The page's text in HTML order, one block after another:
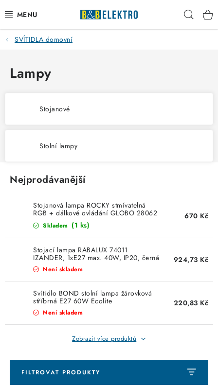
na
obsah
Reklamace / Vrácení zboží
Blog
VYPÍNAČE
KABELY
VENTILÁTORY
FOTOVOLTAIKA
CHYTRÁ DOMÁCNOST
SVÍTIDLA domovní
SVÍTIDLA domovní
Lampy
Stojanové
Stolní lampy
Nejprodávanější
Stojanová lampa ROCKY stmívatelná
RGB + dálkové ovládání GLOBO 28062
Skladem (1 ks)
670 Kč
Stojací lampa RABALUX 74011
IZANDER, 1xE27 max. 40W, IP20, černá
Není skladem
924,73 Kč
Svítidlo BOND stolní lampa žárovková
stříbrná E27 60W Ecolite
Není skladem
220,83 Kč
Zobrazit více produktů
FILTROVAT PRODUKTY